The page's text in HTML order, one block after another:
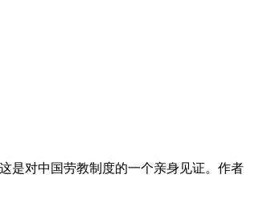
是对中国劳教制度的一个亲身见证。作者